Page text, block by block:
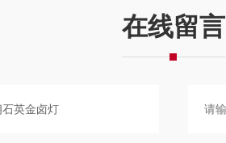
在线留言